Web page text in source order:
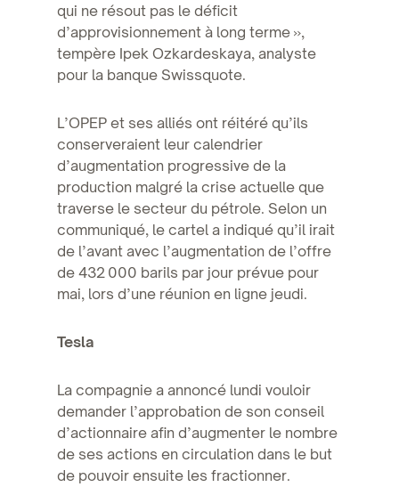
qui ne résout pas le déficit
d’approvisionnement à long terme »,
tempère Ipek Ozkardeskaya, analyste
pour la banque Swissquote.
L’OPEP et ses alliés ont réitéré qu’ils
conserveraient leur calendrier
d’augmentation progressive de la
production malgré la crise actuelle que
traverse le secteur du pétrole. Selon un
communiqué, le cartel a indiqué qu’il irait
de l’avant avec l’augmentation de l’offre
de 432 000 barils par jour prévue pour
mai, lors d’une réunion en ligne jeudi.
Tesla
La compagnie a annoncé lundi vouloir
demander l’approbation de son conseil
d’actionnaire afin d’augmenter le nombre
de ses actions en circulation dans le but
de pouvoir ensuite les fractionner.